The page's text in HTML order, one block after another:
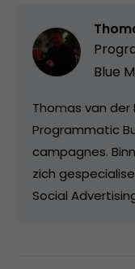
Blue
Thomas van der
Programmatic
campagnes.
zich
Social